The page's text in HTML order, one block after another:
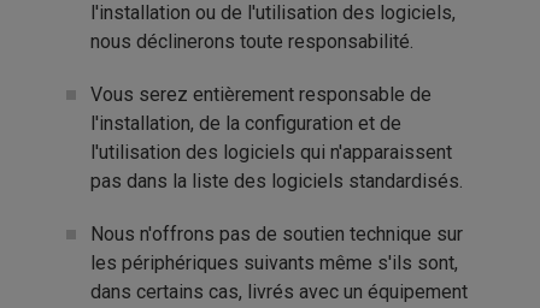
l'installation ou de l'utilisation des logiciels,
nous déclinerons toute responsabilité.
Vous serez entièrement responsable de
l'installation, de la configuration et de
l'utilisation des logiciels qui n'apparaissent
pas dans la liste des logiciels standardisés.
Nous n'offrons pas de soutien technique sur
les périphériques suivants même s'ils sont,
dans certains cas, livrés avec un équipement